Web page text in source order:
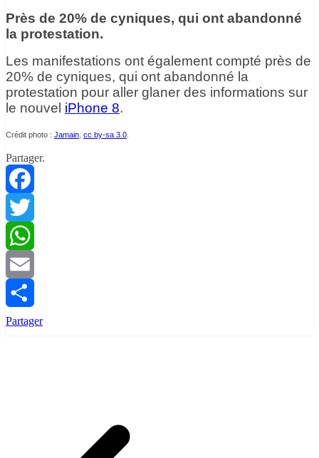
Près de 20% de cyniques, qui ont abandonné
la protestation.
Les manifestations ont également compté près de
20% de cyniques, qui ont abandonné la
protestation pour aller glaner des informations sur
le nouvel iPhone 8.
Crédit photo : Jamain cc by-sa 3.0
Partager.
Facebook
Twitter
WhatsApp
Email
Partager